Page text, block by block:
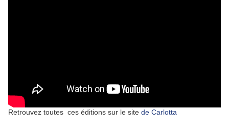
Retrouvez toutes ces éditions sur le site de Carlotta